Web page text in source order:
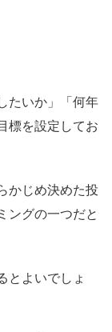
たいか」「何年
標を設定してお
かじめ決めた投
ングの一つだと
とよいでしょ